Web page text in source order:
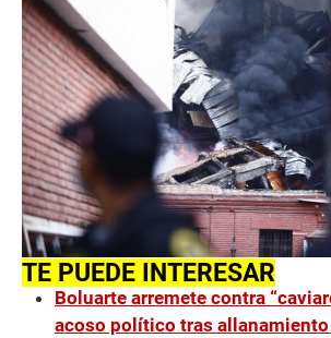
TE PUEDE INTERESAR
Boluarte arremete contra
acoso político tras allanamiento